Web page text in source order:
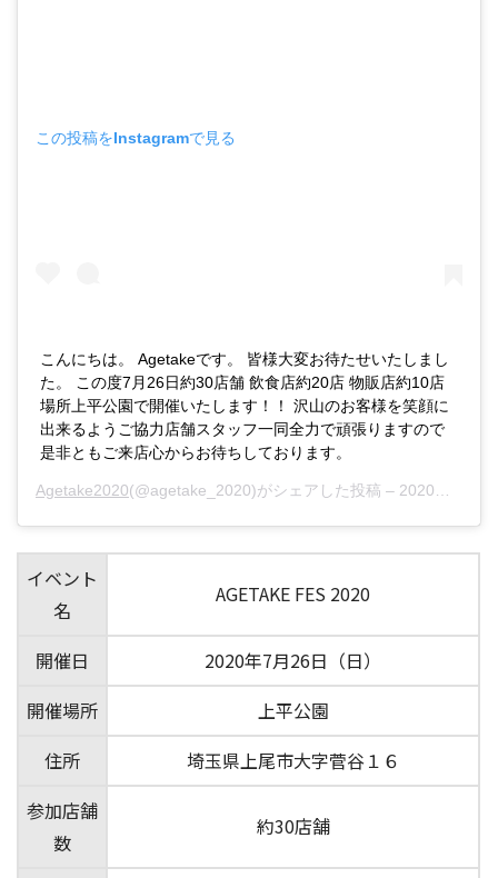
この投稿をInstagramで見る
こんにちは。 Agetakeです。 皆様大変お待たせいたしまし
た。 この度7月26日約30店舗 飲食店約20店 物販店約10店
場所上平公園で開催いたします！！ 沢山のお客様を笑顔に
出来るようご協力店舗スタッフ一同全力で頑張りますので
是非ともご来店心からお待ちしております。
Agetake2020(@agetake_2020)がシェアした投稿 – 2020年 7月月3日午後10時03分PDT
イベント
名
AGETAKE FES 2020
開催日
2020年7月26日（日）
開催場所
上平公園
住所
埼玉県上尾市大字菅谷１６
参加店舗
数
約30店舗